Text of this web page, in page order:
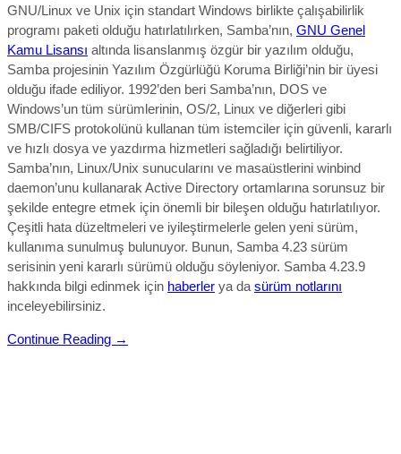
GNU/Linux ve Unix için standart Windows birlikte çalışabilirlik
programı paketi olduğu hatırlatılırken, Samba’nın, GNU Genel
Kamu Lisansı altında lisanslanmış özgür bir yazılım olduğu,
Samba projesinin Yazılım Özgürlüğü Koruma Birliği’nin bir üyesi
olduğu ifade ediliyor. 1992’den beri Samba’nın, DOS ve
Windows’un tüm sürümlerinin, OS/2, Linux ve diğerleri gibi
SMB/CIFS protokolünü kullanan tüm istemciler için güvenli, kararlı
ve hızlı dosya ve yazdırma hizmetleri sağladığı belirtiliyor.
Samba’nın, Linux/Unix sunucularını ve masaüstlerini winbind
daemon’unu kullanarak Active Directory ortamlarına sorunsuz bir
şekilde entegre etmek için önemli bir bileşen olduğu hatırlatılıyor.
Çeşitli hata düzeltmeleri ve iyileştirmelerle gelen yeni sürüm,
kullanıma sunulmuş bulunuyor. Bunun, Samba 4.23 sürüm
serisinin yeni kararlı sürümü olduğu söyleniyor. Samba 4.23.9
hakkında bilgi edinmek için haberler ya da sürüm notlarını
inceleyebilirsiniz.
Continue Reading →